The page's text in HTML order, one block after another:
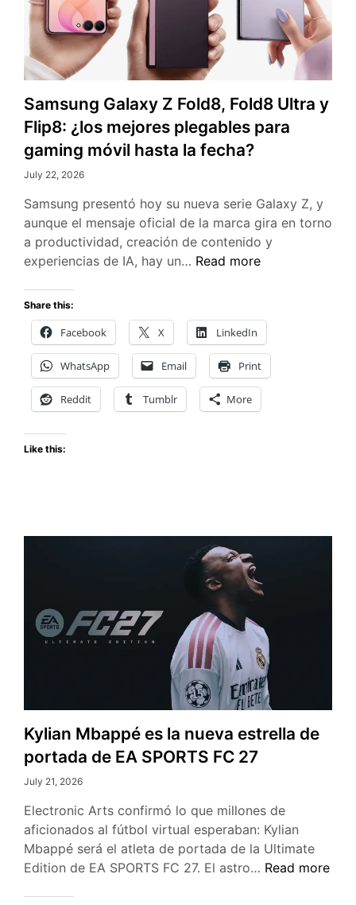
Samsung Galaxy Z Fold8, Fold8 Ultra y
Flip8: ¿los mejores plegables para
gaming móvil hasta la fecha?
July 22, 2026
Samsung presentó hoy su nueva serie Galaxy Z, y
aunque el mensaje oficial de la marca gira en torno
a productividad, creación de contenido y
experiencias de IA, hay un… Samsung
Fold8,
Fold8
Ultra
y
Flip8:
¿los
la
fecha?
Read more
Share this:
Facebook X LinkedIn
WhatsApp Email Print
Reddit Tumblr More
Like this:
Kylian Mbappé es la nueva estrella de
portada de EA SPORTS FC 27
July 21, 2026
Electronic Arts confirmó lo que millones de
aficionados al fútbol virtual esperaban: Kylian
Mbappé será el atleta de portada de la Ultimate
Edition de EA SPORTS FC 27. El astro… Kylian
Read more